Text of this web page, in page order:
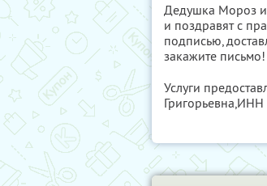
Дедушка Мороз и
и поздравят с
подписью,
закажите письмо!
Услуги
Григорьевна,ИНН